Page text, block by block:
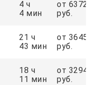
4 ч
4 мин
от 6372
руб.
21 ч
43 мин
от
руб.
18 ч
11 мин
от
руб.